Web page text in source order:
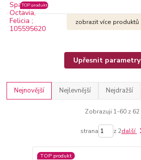
TOP produkt
zobrazit více produktů
Upřesnit parametry
Nejnovější Nejlevnější Nejdražší
Zobrazuji 1-60 z 62
strana z 2další
TOP produkt